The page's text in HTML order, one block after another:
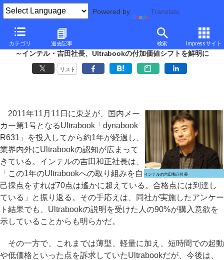
Powered by Translate
カテゴリ 過去記事 検索 Impressサイト
大河原克行の「パソコン業界、東奔西走」
Ultrabook発売から1年の成果は78点
～インテル・吉田社長、Ultrabookの付加価値シフトを鮮明に
リスト
インテルの吉田和正社長
2011年11月11日に東芝が、国内メー
カー第1号となるUltrabook「dynabook
R631」を投入してから約1年が経過し、
業界内外にUltrabookの認知が広まって
きている。インテルの吉田和正社長は、
「この1年のUltrabookへの取り組みを自
己採点をすれば70点は遙かに超えている。合格点には到達し
ている」と振り返る。その手応えは、同社が実施したアンケー
ト結果でも、Ultrabookの説明を受けた人の90%が購入意欲を
示していることからも明らかだ。
その一方で、これまでは薄型、軽量に加え、短時間での起動
や低価格といった点を訴求していたUltrabookだが、今後は、